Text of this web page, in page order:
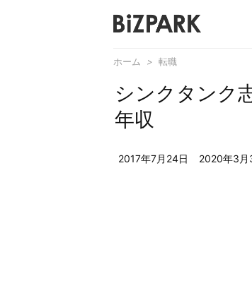
ホーム > 転職
シンクタンク
年収
2017年7月24日 2020年3月